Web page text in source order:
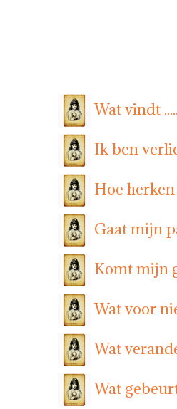
Wat vindt
Ik ben
Hoe
Gaat mijn
Komt mijn
Wat voor
Wat
Wat